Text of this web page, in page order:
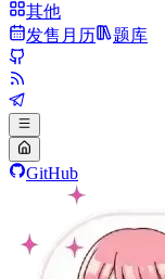
其他
发售月历
题库
GitHub